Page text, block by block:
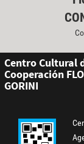
Centro Cultural
Cooperación
GORINI